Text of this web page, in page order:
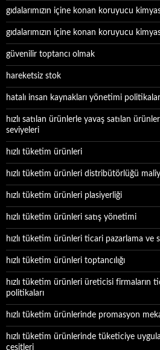
gıdalarımızın içine konan koruyucu
gıdalarımızın içine konan koruyucu
güvenilir toptancı olmak
hareketsiz stok
hatalı insan kaynakları yönetimi
hızlı satılan ürünlerle yavaş satılan
seviyeleri
hızlı tüketim ürünleri
hızlı tüketim ürünleri distribütörlüğü
hızlı tüketim ürünleri plasiyerliği
hızlı tüketim ürünleri satış yönetimi
hızlı tüketim ürünleri ticari pazarlama ve
hızlı tüketim ürünleri toptancılığı
hızlı tüketim ürünleri üreticisi firmaların
politikaları
hızlı tüketim ürünlerinde promasyon
hızlı tüketim ürünlerinde tüketiciye
çeşitleri